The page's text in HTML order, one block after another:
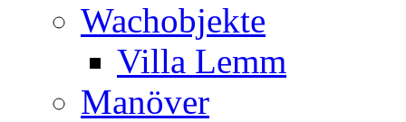
Wachobjekte
Villa Lemm
Manöver